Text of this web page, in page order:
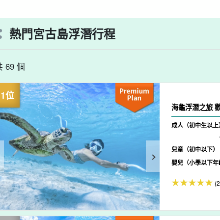
熱門宮古島浮潛行程
69 個
成人（初中生以上
兒童（初中以下）
嬰兒（小學以下